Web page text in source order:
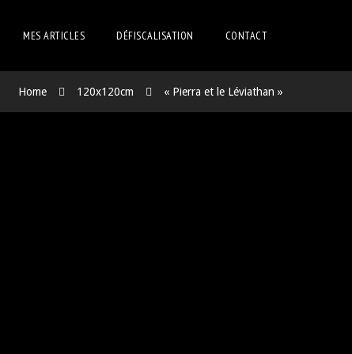
MES ARTICLES DÉFISCALISATION CONTACT
Home 120x120cm « Pierra et le Léviathan »